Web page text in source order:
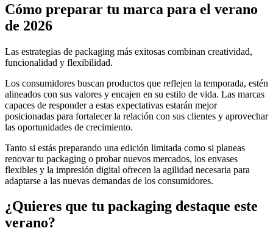
Cómo preparar tu marca para el verano
de 2026
Las estrategias de packaging más exitosas combinan creatividad,
funcionalidad y flexibilidad.
Los consumidores buscan productos que reflejen la temporada, estén
alineados con sus valores y encajen en su estilo de vida. Las marcas
capaces de responder a estas expectativas estarán mejor
posicionadas para fortalecer la relación con sus clientes y aprovechar
las oportunidades de crecimiento.
Tanto si estás preparando una edición limitada como si planeas
renovar tu packaging o probar nuevos mercados, los envases
flexibles y la impresión digital ofrecen la agilidad necesaria para
adaptarse a las nuevas demandas de los consumidores.
¿Quieres que tu packaging destaque este
verano?